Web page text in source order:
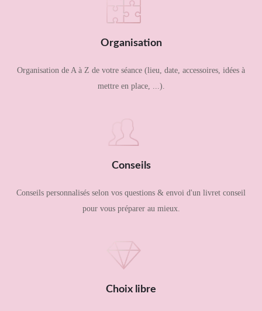
Organisation
Organisation de A à Z de votre séance (lieu, date, accessoires, idées à
mettre en place, ...).
Conseils
Conseils personnalisés selon vos questions & envoi d'un livret conseil
pour vous préparer au mieux.
Choix libre